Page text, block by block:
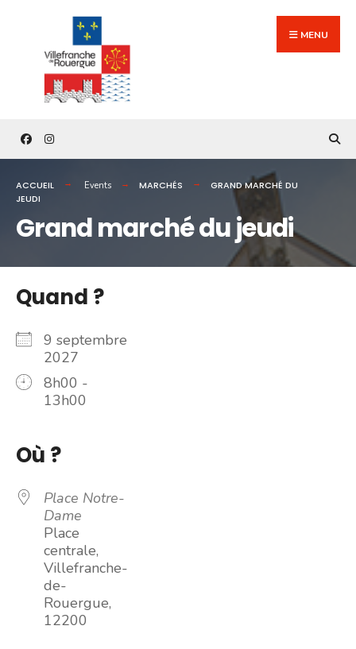
content
MENU
ACCUEIL Events MARCHÉS
GRAND MARCHÉ DU
JEUDI
Grand marché du jeudi
Quand ?
9 septembre
2027
8h00 -
13h00
Où ?
Place Notre-
Dame
Place
centrale,
Villefranche-
de-
Rouergue,
12200